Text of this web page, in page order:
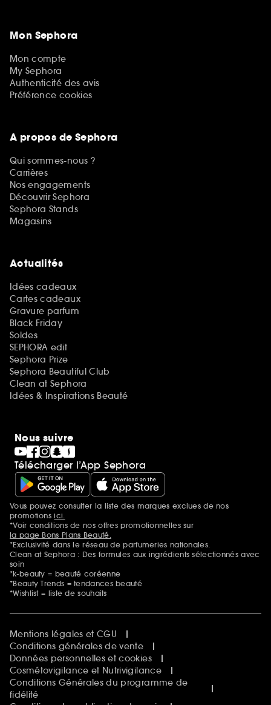
Mon Sephora
Mon compte
My Sephora
Authenticité des avis
Préférence cookies
A propos de Sephora
Qui sommes-nous ?
Carrières
Nos engagements
Découvrir Sephora
Sephora Stands
Magasins
Actualités
Idées cadeaux
Cartes cadeaux
Gravure parfum
Black Friday
Soldes
SEPHORA edit
Sephora Prize
Sephora Beautiful Club
Clean at Sephora
Idées & Inspirations Beauté
Nous suivre
Télécharger l’App Sephora
Mentions additionnelles
Vous pouvez consulter la liste des marques exclues de nos
promotionsici.
*Voir conditions de nos offres promotionnelles sur
la page Bons Plans Beauté.
*Exclusivité dans le réseau de parfumeries nationales.
Clean at Sephora : Des formules aux ingrédients sélectionnés avec
soin
*k-beauty = beauté coréenne
*Beauty Trends = tendances beauté
*Wishlist = liste de souhaits
Mentions légales et CGU
Conditions générales de vente
Données personnelles et cookies
Cosmétovigilance et Nutrivigilance
Conditions Générales du programme de
fidélité